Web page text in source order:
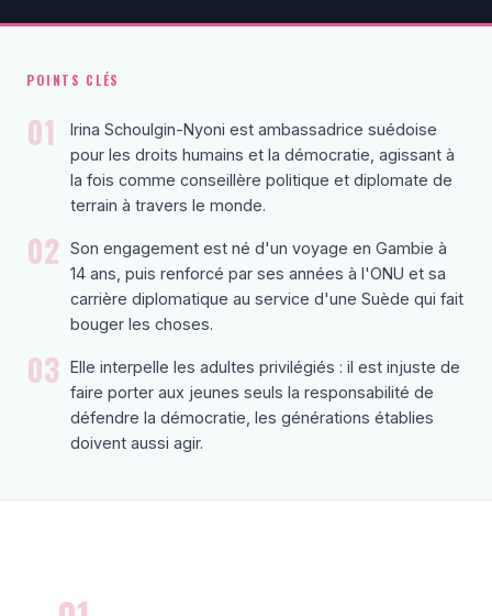
POINTS CLÉS
01
Irina Schoulgin-Nyoni est ambassadrice suédoise
pour les droits humains et la démocratie, agissant à
la fois comme conseillère politique et diplomate de
terrain à travers le monde.
02
Son engagement est né d'un voyage en Gambie à
14 ans, puis renforcé par ses années à l'ONU et sa
carrière diplomatique au service d'une Suède qui fait
bouger les choses.
03
Elle interpelle les adultes privilégiés : il est injuste de
faire porter aux jeunes seuls la responsabilité de
défendre la démocratie, les générations établies
doivent aussi agir.